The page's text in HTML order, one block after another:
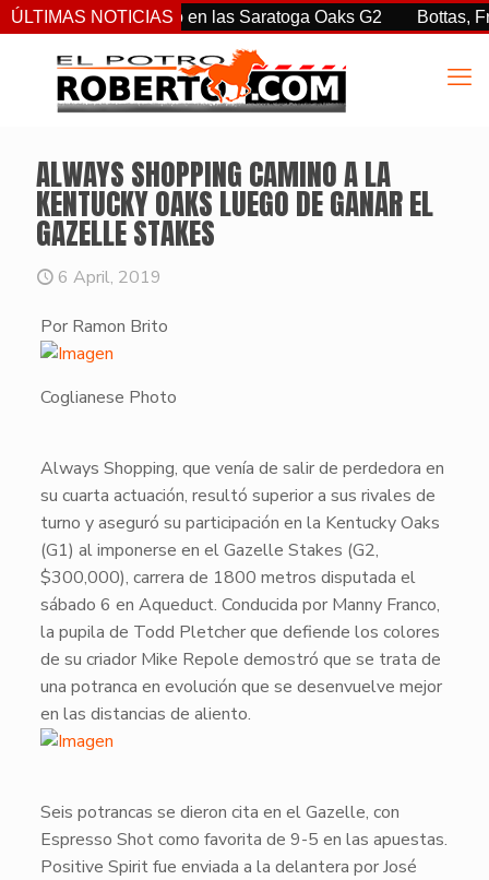
ÚLTIMAS NOTICIAS
Jr. sorprendió en las Saratoga Oaks G2 Bottas, Franco, y
ALWAYS SHOPPING CAMINO A LA
KENTUCKY OAKS LUEGO DE GANAR EL
GAZELLE STAKES
6 April, 2019
Por Ramon Brito
Coglianese Photo
Always Shopping, que venía de salir de perdedora en
su cuarta actuación, resultó superior a sus rivales de
turno y aseguró su participación en la Kentucky Oaks
(G1) al imponerse en elGazelle Stakes (G2,
$300,000), carrera de 1800 metros disputada el
sábado 6 en Aqueduct. Conducida por Manny Franco,
la pupila de Todd Pletcher que defiende los colores
de su criador Mike Repole demostró que se trata de
una potranca en evolución que se desenvuelve mejor
en las distancias de aliento.
​Seis potrancas se dieron cita en el Gazelle, con
Espresso Shotcomo favorita de 9-5 en las apuestas.
Positive Spiritfue enviada a la delantera por José